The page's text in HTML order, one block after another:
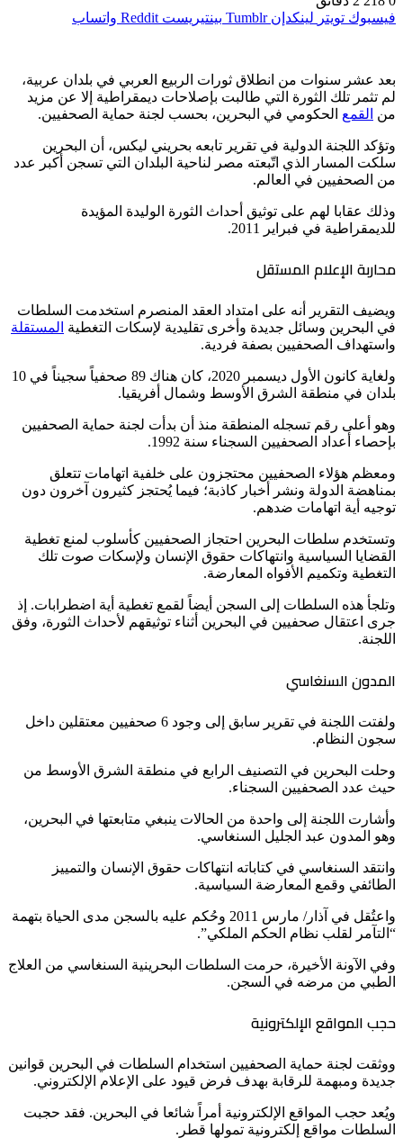
فيسبوك تويتر لينكدإن بينتيريست واتساب
بعد عشر سنوات من انطلاق ثورات الربيع العربي في بلدان عربية،
لم تثمر تلك الثورة التي طالبت بإصلاحات ديمقراطية إلا عن مزيد
من القمع الحكومي في البحرين، بحسب لجنة حماية الصحفيين.
وتؤكد اللجنة الدولية في تقرير تابعه بحريني ليكس، أن البحرين
سلكت المسار الذي اتّبعته مصر لناحية البلدان التي تسجن أكبر عدد
من الصحفيين في العالم.
وذلك عقابا لهم على توثيق أحداث الثورة الوليدة المؤيدة
للديمقراطية في فبراير 2011.
محاربة الإعلام المستقل
ويضيف التقرير أنه على امتداد العقد المنصرم استخدمت السلطات
في البحرين وسائل جديدة وأخرى تقليدية لإسكات التغطية المستقلة
واستهداف الصحفيين بصفة فردية.
ولغاية كانون الأول ديسمبر 2020، كان هناك 89 صحفياً سجيناً في 10
بلدان في منطقة الشرق الأوسط وشمال أفريقيا.
وهو أعلى رقم تسجله المنطقة منذ أن بدأت لجنة حماية الصحفيين
بإحصاء أعداد الصحفيين السجناء سنة 1992.
ومعظم هؤلاء الصحفيين محتجزون على خلفية اتهامات تتعلق
بمناهضة الدولة ونشر أخبار كاذبة؛ فيما يُحتجز كثيرون آخرون دون
توجيه أية اتهامات ضدهم.
وتستخدم سلطات البحرين احتجاز الصحفيين كأسلوب لمنع تغطية
القضايا السياسية وانتهاكات حقوق الإنسان ولإسكات صوت تلك
التغطية وتكميم الأفواه المعارضة.
وتلجأ هذه السلطات إلى السجن أيضاً لقمع تغطية أية اضطرابات. إذ
جرى اعتقال صحفيين في البحرين أثناء توثيقهم لأحداث الثورة، وفق
اللجنة.
المدون السنغاسي
ولفتت اللجنة في تقرير سابق إلى وجود 6 صحفيين معتقلين داخل
سجون النظام.
وحلت البحرين في التصنيف الرابع في منطقة الشرق الأوسط من
حيث عدد الصحفيين السجناء.
وأشارت اللجنة إلى واحدة من الحالات ينبغي متابعتها في البحرين،
وهو المدون عبد الجليل السنغاسي.
وانتقد السنغاسي في كتاباته انتهاكات حقوق الإنسان والتمييز
الطائفي وقمع المعارضة السياسية.
واعتُقل في آذار/ مارس 2011 وحُكم عليه بالسجن مدى الحياة بتهمة
“التآمر لقلب نظام الحكم الملكي”.
وفي الآونة الأخيرة، حرمت السلطات البحرينية السنغاسي من العلاج
الطبي من مرضه في السجن.
حجب المواقع الإلكترونية
ووثقت لجنة حماية الصحفيين استخدام السلطات في البحرين قوانين
جديدة ومبهمة للرقابة بهدف فرض قيود على الإعلام الإلكتروني.
ويُعد حجب المواقع الإلكترونية أمراً شائعا في البحرين. فقد حجبت
السلطات مواقع إلكترونية تمولها قطر.